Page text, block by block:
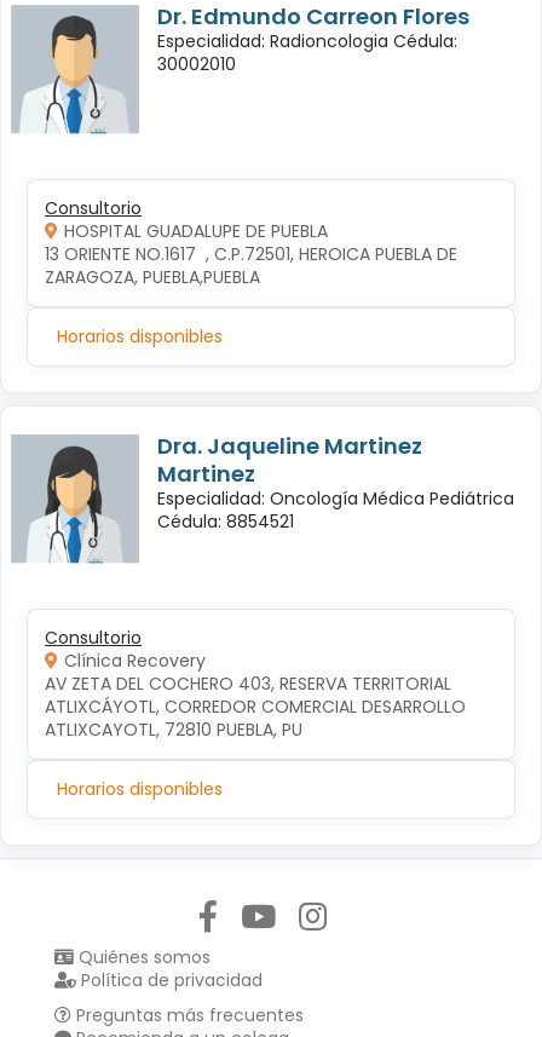
Dr. Edmundo Carreon Flores
Especialidad: Radioncologia Cédula:
30002010
Consultorio
HOSPITAL GUADALUPE DE PUEBLA
13 ORIENTE NO.1617  , C.P.72501, HEROICA PUEBLA DE
ZARAGOZA, PUEBLA,PUEBLA
Horarios disponibles
Dra. Jaqueline Martinez
Martinez
Especialidad: Oncología Médica Pediátrica
Cédula: 8854521
Consultorio
Clínica Recovery
AV ZETA DEL COCHERO 403, RESERVA TERRITORIAL
ATLIXCÁYOTL, CORREDOR COMERCIAL DESARROLLO
ATLIXCAYOTL, 72810 PUEBLA, PU
Horarios disponibles
Quiénes somos
Política de privacidad
Preguntas más frecuentes